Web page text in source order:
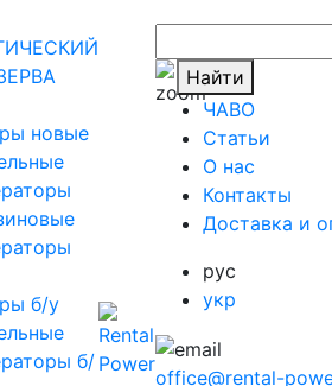
новые
б/у
б/
Найти
ЧАВО
Cтатьи
O нас
Контакты
Доставка и
рус
укр
office@rental-